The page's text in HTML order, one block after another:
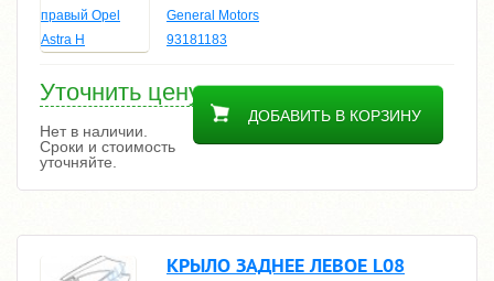
General Motors
93181183
Уточнить цену
ДОБАВИТЬ В КОРЗИНУ
Нет в наличии.
Сроки и стоимость
уточняйте.
КРЫЛО ЗАДНЕЕ ЛЕВОЕ L08